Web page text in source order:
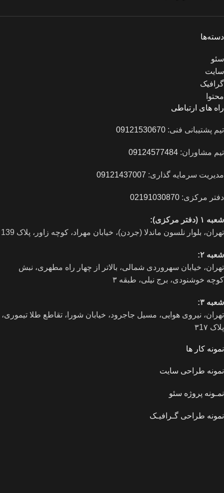
دسته‌ها
سئو
سایت
گرافیک
محتوا
راه های ارتباطی
تیم پشتیبانی فنی: 09121530670
تیم مشاوران: 09124577484
مدیریت سرمایه گذاری: 09121437007
دفتر مرکزی: 02191030870
شعبه ۱ (دفتر مرکزی):
تهران، بلوار نلسون ماندلا (جردن)، خیابان مهراد، کوچه زاور، پلاک 139
شعبه ۲:
تهران، خيابان سهروردی شمالی، بالاتر از چهار راه مطهری، نبش
کوچه خوشنودی، برج نیلی، طبقه ۳
شعبه ۳:
تهران، نیروی هوایی، مسیل جاجرود، خیابان شورا، تقاطع طلا تیموری،
پلاک ۳1۷
نمونه کار ها
نمونه طراحی سایت
نمـونه پروژه سئو
نمونه طراحی گـرافیـک